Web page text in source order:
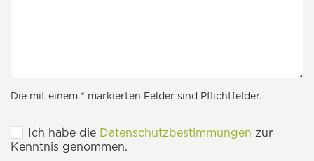
Die mit einem * markierten Felder sind Pflichtfelder.
Ich habe die Datenschutzbestimmungen zur
Kenntnis genommen.